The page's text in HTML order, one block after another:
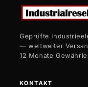
Geprüfte
— weltweiter
12 Monate
KONTAKT